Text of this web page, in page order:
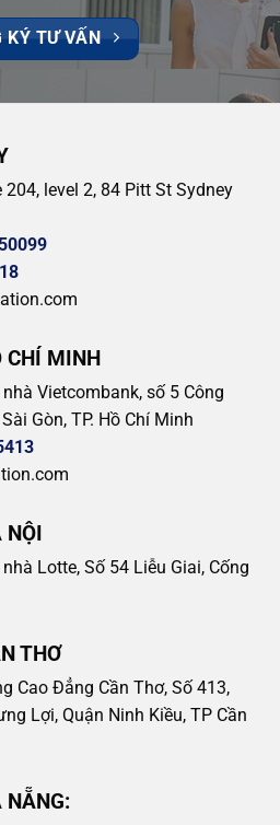
KÝ TƯ VẤN
204, level 2, 84 Pitt St Sydney
CHÍ MINH
Vietcombank, số 5 Công
Gòn, TP. Hồ Chí Minh
NỘI
Lotte, Số 54 Liễu Giai, Cống
THƠ
Cao Đẳng Cần Thơ, Số 413,
Lợi, Quận Ninh Kiều, TP Cần
NẴNG: